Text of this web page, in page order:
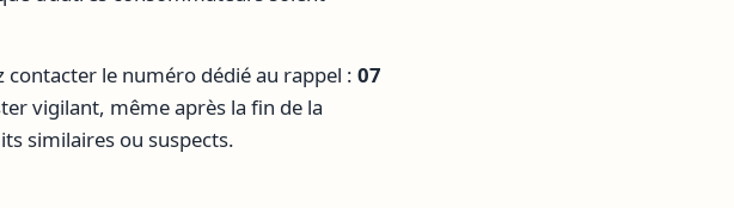
contacter le numéro dédié au rappel : 07
vigilant, même après la fin de la
similaires ou suspects.